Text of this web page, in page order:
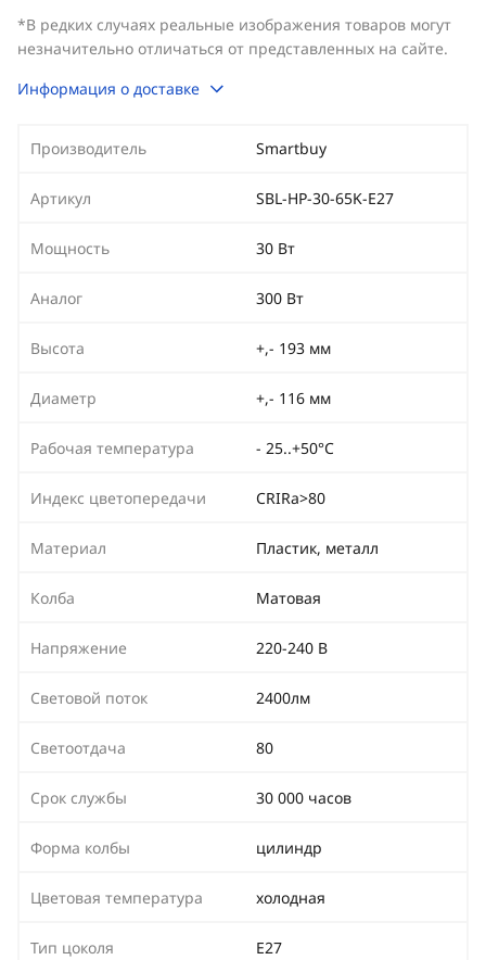
*В редких случаях реальные изображения товаров могут
незначительно отличаться от представленных на сайте.
Информация о доставке
Производитель Smartbuy
Артикул SBL-HP-30-65K-E27
Мощность 30 Вт
Аналог 300 Вт
Высота +,- 193 мм
Диаметр +,- 116 мм
Рабочая температура - 25..+50°C
Индекс цветопередачи CRIRa>80
Материал Пластик, металл
Колба Матовая
Напряжение 220-240 В
Световой поток 2400лм
Светоотдача 80
Срок службы 30 000 часов
Форма колбы цилиндр
Цветовая температура холодная
Тип цоколя Е27